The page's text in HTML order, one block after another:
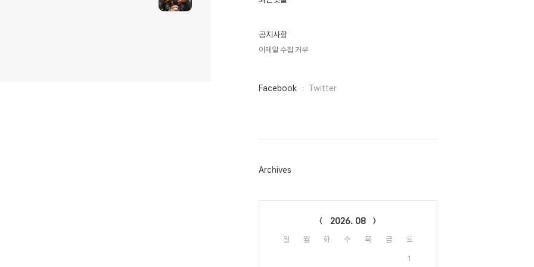
공지사항
이메일 수집 거부
페
그
Facebook Twitter
Archives
2026. 08
일 월 화 수 목 금 토
1